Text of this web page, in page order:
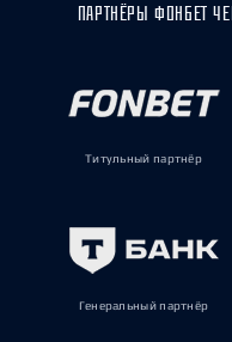
ПАРТНЁРЫ ФОНБЕТ
Титульный партнёр
Генеральный партнёр